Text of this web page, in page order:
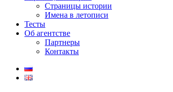
Страницы истории
Имена в летописи
Тесты
Об агентстве
Партнеры
Контакты